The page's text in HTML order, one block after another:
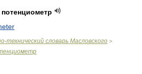
технический словарь Масловского >